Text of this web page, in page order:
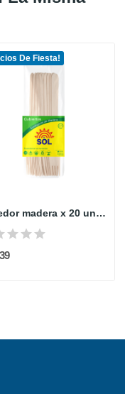
De Fiesta!
Tenedor madera x 20 unidades